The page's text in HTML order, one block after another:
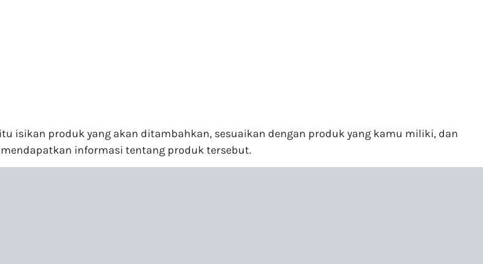
isikan produk yang akan ditambahkan, sesuaikan dengan produk yang kamu miliki, dan
informasi tentang produk tersebut.